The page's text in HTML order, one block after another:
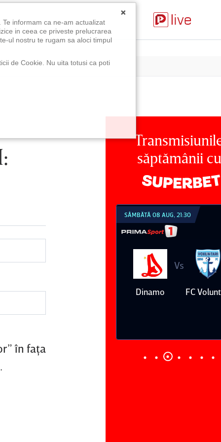
în faţa
săptămânii cu
Farul
Vs
SÂMBĂTĂ 08 AUG, 21:30
Dinamo
Vs
FC
×
informam ca ne-am actualizat
in ceea ce priveste prelucrarea
ul nostru te rugam sa aloci timpul
de Cookie. Nu uita totusi ca poti